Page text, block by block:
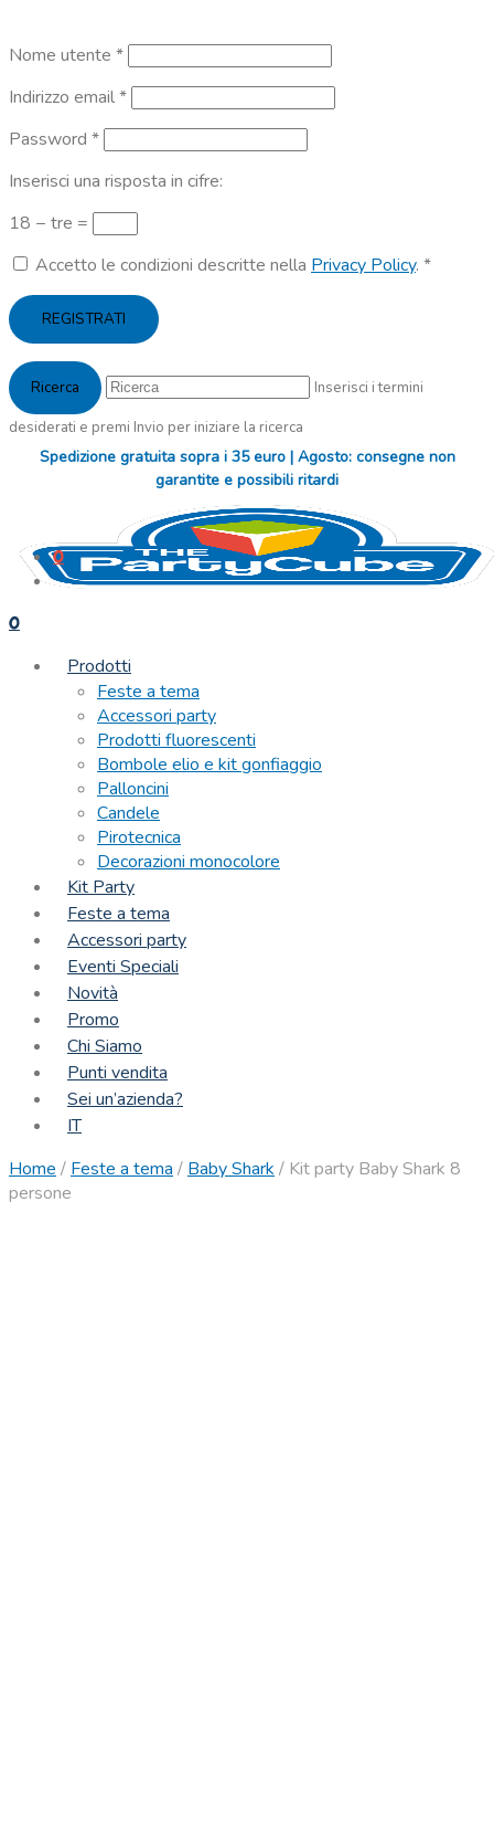
Nome utente *Richiesto
Indirizzo email*Richiesto
Password *Richiesto
Inserisci una risposta in cifre:
18 − tre =
Accetto le condizioni descritte nella Privacy Policy. *
REGISTRATI
Inserisci i termini
desiderati e premi Invio per iniziare la ricerca
Spedizione gratuita sopra i 35 euro | Agosto: consegne non
garantite e possibili ritardi
0
0
Prodotti
Feste a tema
Accessori party
Prodotti fluorescenti
Bombole elio e kit gonfiaggio
Palloncini
Candele
Pirotecnica
Decorazioni monocolore
Kit Party
Feste a tema
Accessori party
Eventi Speciali
Novità
Promo
Chi Siamo
Punti vendita
Sei un’azienda?
IT
Home / Feste a tema / Baby Shark / Kit party Baby Shark 8
persone